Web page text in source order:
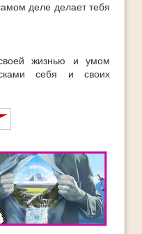
деле делает тебя
жизнью и умом
себя и своих